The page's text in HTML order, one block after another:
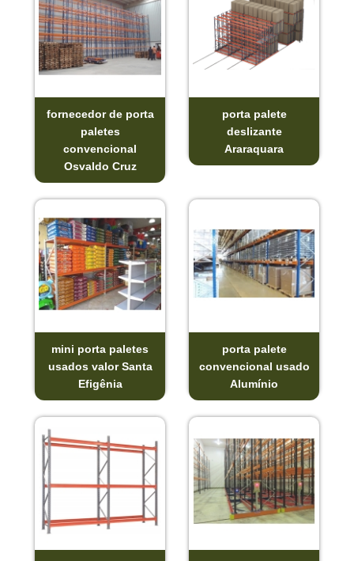
fornecedor de porta
paletes
convencional
Osvaldo Cruz
porta palete
deslizante
Araraquara
mini porta paletes
usados valor Santa
Efigênia
porta palete
convencional usado
Alumínio